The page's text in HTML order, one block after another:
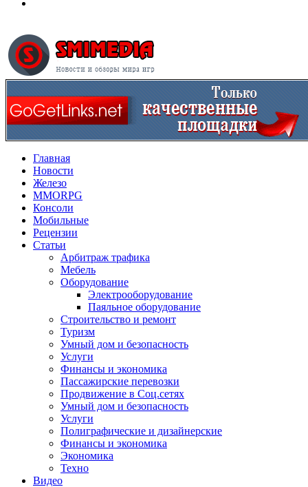
Главная
Новости
Железо
MMORPG
Консоли
Мобильные
Рецензии
Статьи
Арбитраж трафика
Мебель
Оборудование
Электрооборудование
Паяльное оборудование
Строительство и ремонт
Туризм
Умный дом и безопасность
Услуги
Финансы и экономика
Пассажирские перевозки
Продвижение в Соц.сетях
Умный дом и безопасность
Услуги
Полиграфические и дизайнерские
Финансы и экономика
Экономика
Техно
Видео